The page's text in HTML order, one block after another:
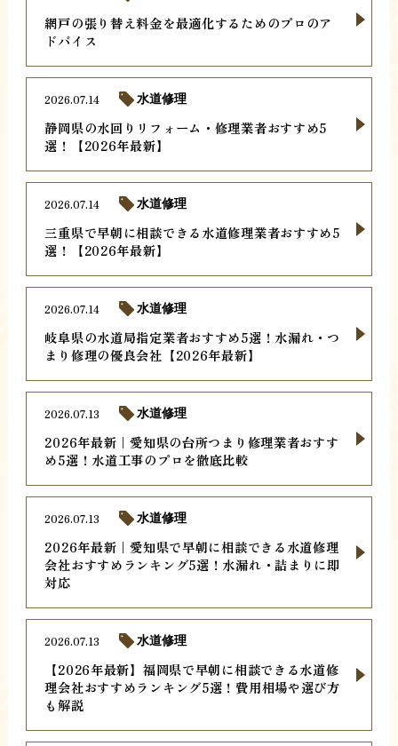
網戸の張り替え料金を最適化するためのプロのア
ドバイス
静岡県の水回りリフォーム・修理業者おすすめ5
選！【2026年最新】
2026.07.14 水道修理
三重県で早朝に相談できる水道修理業者おすすめ5
選！【2026年最新】
2026.07.14 水道修理
岐阜県の水道局指定業者おすすめ5選！水漏れ・つ
まり修理の優良会社【2026年最新】
2026.07.14 水道修理
2026年最新｜愛知県の台所つまり修理業者おすす
め5選！水道工事のプロを徹底比較
2026.07.13 水道修理
2026年最新｜愛知県で早朝に相談できる水道修理
会社おすすめランキング5選！水漏れ・詰まりに即
対応
2026.07.13 水道修理
【2026年最新】福岡県で早朝に相談できる水道修
理会社おすすめランキング5選！費用相場や選び方
も解説
2026.07.13 水道修理